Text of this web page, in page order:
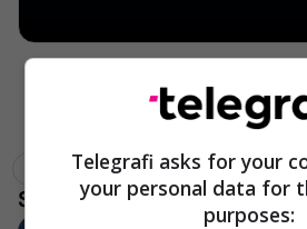
St Petersburg Stadium Rusia 2018
Telegrafi asks for your
your personal data for
purposes: